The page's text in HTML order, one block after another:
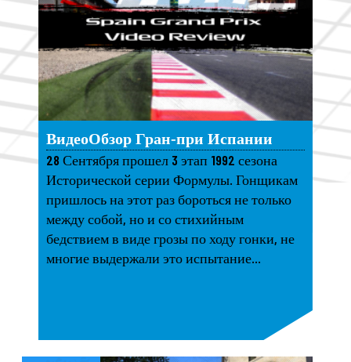
ВидеоОбзор Гран-при Испании
28 Сентября прошел 3 этап 1992 сезона
Исторической серии Формулы. Гонщикам
пришлось на этот раз бороться не только
между собой, но и со стихийным
бедствием в виде грозы по ходу гонки, не
многие выдержали это испытание...